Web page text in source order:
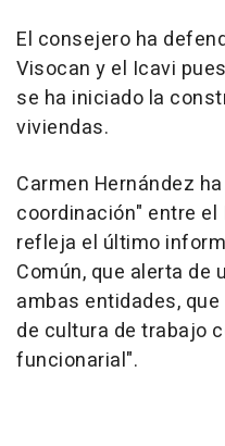
El consejero ha
Visocan y el Icavi
se ha iniciado la
viviendas.
Carmen Hernández
coordinación" entre
refleja el último
Común, que alerta de
ambas entidades,
de cultura de trabajo
funcionarial".